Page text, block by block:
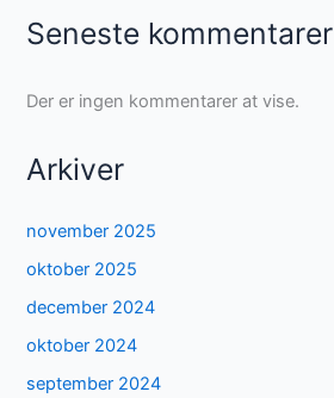
Seneste kommentarer
Der er ingen kommentarer at vise.
Arkiver
november 2025
oktober 2025
december 2024
oktober 2024
september 2024